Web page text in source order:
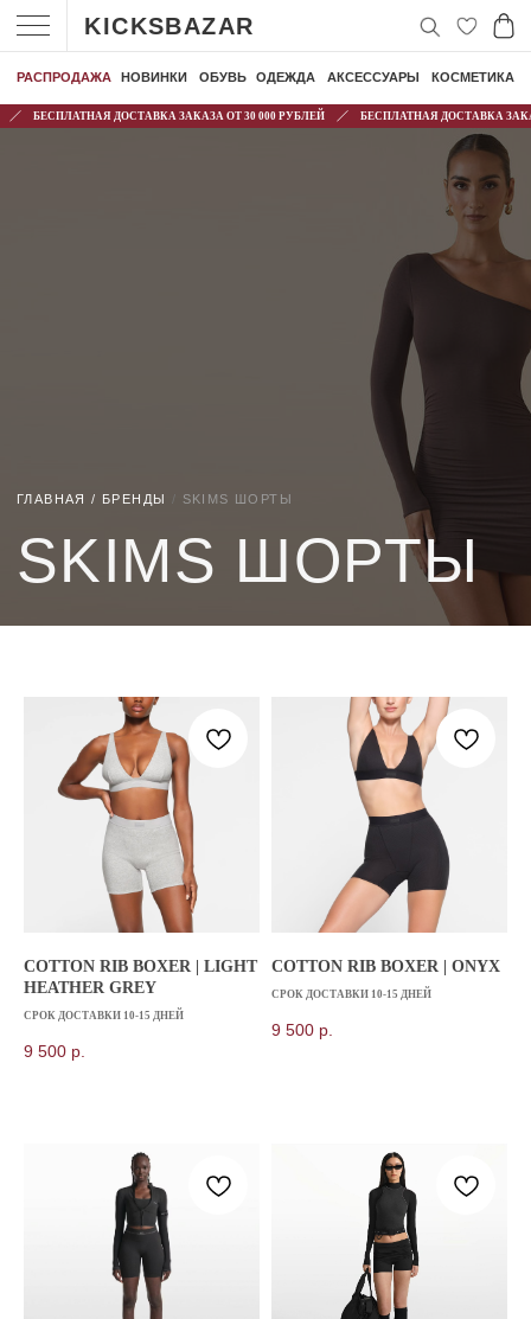
БЕСПЛАТНАЯ ДОСТАВКА ЗАКАЗА ОТ 30 000 РУБЛЕЙ БЕСПЛАТНАЯ ДОСТАВКА
НОВИНКИ
РАСПРОДАЖА ОБУВЬ ОДЕЖДА АКСЕССУАРЫ КОСМЕТИКА
KICKSBAZAR
COTTON RIB BOXER | LIGHT
HEATHER GREY
СРОК ДОСТАВКИ 10-15 ДНЕЙ
9 500 р.
COTTON RIB BOXER | ONYX
СРОК ДОСТАВКИ 10-15 ДНЕЙ
9 500 р.